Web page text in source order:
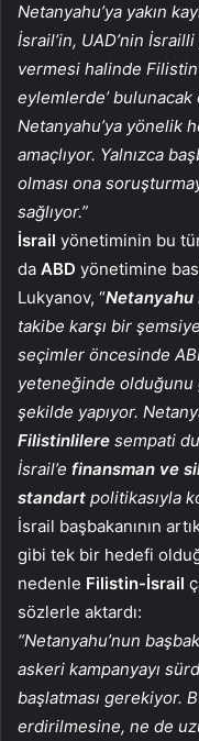
Netanyahu’ya yakın
İsrail’in, UAD’nin
vermesi halinde
eylemlerde’
Netanyahu’ya yönelik
amaçlıyor. Yalnızca
olması ona
sağlıyor.”
İsrail yönetiminin bu
da ABD yönetimine
Lukyanov, “Netanyahu
takibe karşı bir
seçimler öncesinde
yeteneğinde olduğunu
şekilde yapıyor.
Filistinlilere sempati
İsrail’e finansman ve
standart politikasıyla
İsrail başbakanının
gibi tek bir hedefi
nedenle Filistin-İsrail
sözlerle aktardı:
“Netanyahu’nun
askeri kampanyayı
başlatması gerekiyor.
erdirilmesine, ne de